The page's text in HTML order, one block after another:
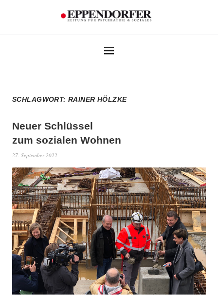
SCHLAGWORT:RAINER HÖLZKE
Neuer Schlüssel
zum sozialen Wohnen
27. September 2022